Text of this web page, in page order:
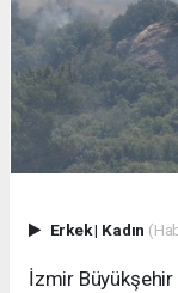
Erkek| Kadın
İzmir Büyükşehir